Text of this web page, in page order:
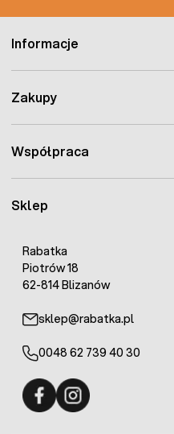
Sklep
Rabatka
Piotrów 18
62-814 Blizanów
sklep@rabatka.pl
0048 62 739 40 30
Informacje
Zakupy
Współpraca